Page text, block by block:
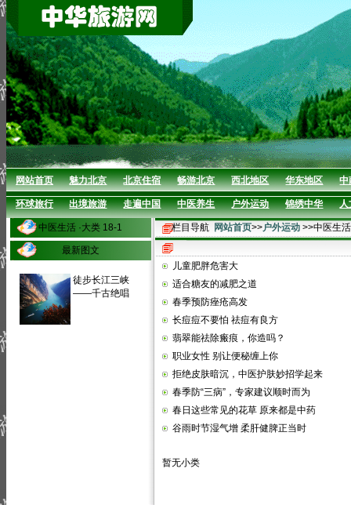
网站首页 魅力北京 北京住宿 畅游北京 西北地区 华东地区 中
环球旅行 出境旅游 走遍中国 中医养生 户外运动 锦绣中华 人
中医生活 ·大类 18-1
最新图文
徒步长江三峡
——千古绝唱
栏目导航 网站首页>>户外运动 >>中医生活
儿童肥胖危害大
适合糖友的减肥之道
春季预防痤疮高发
长痘痘不要怕 祛痘有良方
翡翠能祛除瘢痕，你造吗？
职业女性 别让便秘缠上你
拒绝皮肤暗沉，中医护肤妙招学起来
春季防“三病”，专家建议顺时而为
春日这些常见的花草 原来都是中药
谷雨时节湿气增 柔肝健脾正当时
暂无小类